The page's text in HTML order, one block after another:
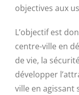
objectives aux
L’objectif est
centre-ville en
de vie, la
développer
ville en agissant